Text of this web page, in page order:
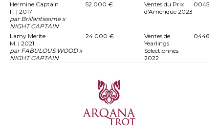
Hermine Captain
F. | 2017
par Brillantissime x
NIGHT CAPTAIN
52.000 €
Ventes du Prix
d'Amérique 2023
0045
Lamy Merite
M. | 2021
par FABULOUS WOOD x
NIGHT CAPTAIN
24.000 €
Ventes de
Yearlings
Sélectionnés
2022
0446